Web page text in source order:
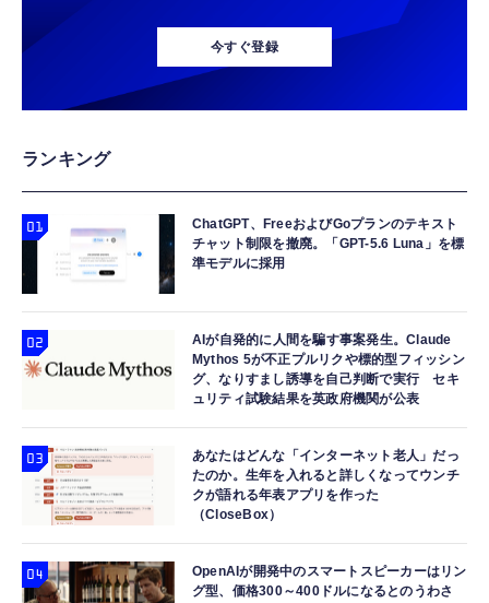
今すぐ登録
ランキング
ChatGPT、FreeおよびGoプランのテキスト
チャット制限を撤廃。「GPT-5.6 Luna」を標
準モデルに採用
AIが自発的に人間を騙す事案発生。Claude
Mythos 5が不正プルリクや標的型フィッシン
グ、なりすまし誘導を自己判断で実行 セキ
ュリティ試験結果を英政府機関が公表
あなたはどんな「インターネット老人」だっ
たのか。生年を入れると詳しくなってウンチ
クが語れる年表アプリを作った
（CloseBox）
OpenAIが開発中のスマートスピーカーはリン
グ型、価格300～400ドルになるとのうわさ